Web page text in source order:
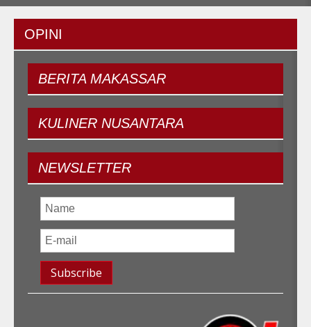
OPINI
BERITAMAKASSAR
KULINER NUSANTARA
NEWSLETTER